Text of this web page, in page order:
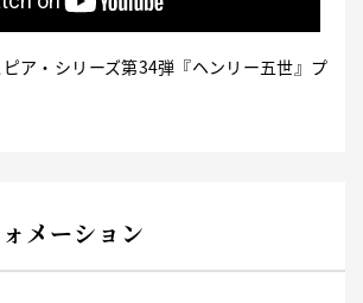
ア・シリーズ第34弾『ヘンリー五世』プ
メーション